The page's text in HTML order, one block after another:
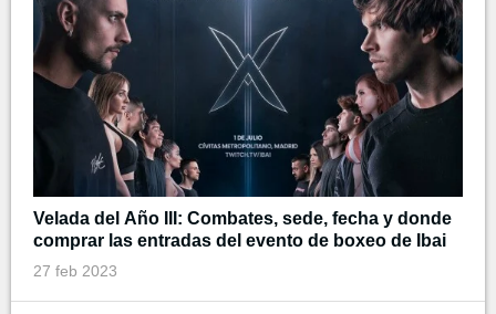
Velada del Año III: Combates, sede, fecha y donde
comprar las entradas del evento de boxeo de Ibai
27 feb 2023